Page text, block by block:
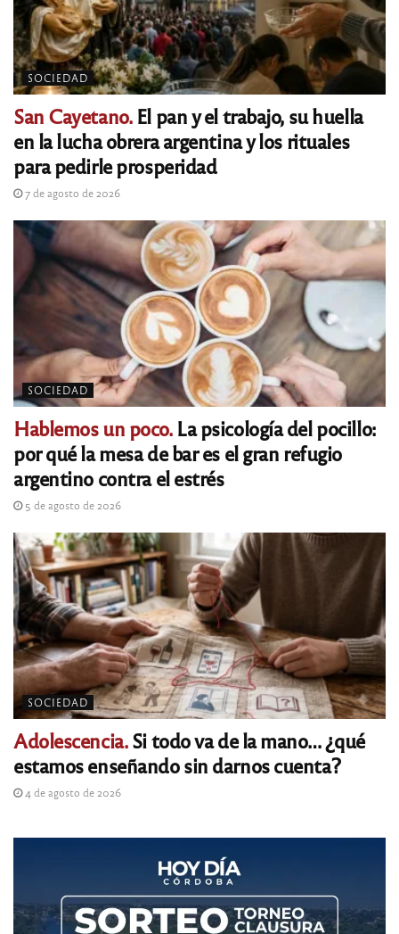
SOCIEDAD
San Cayetano.El pan y el trabajo, su huella
en la lucha obrera argentina y los rituales
para pedirle prosperidad
7 de agosto de 2026
SOCIEDAD
Hablemos un poco.La psicología del pocillo:
por qué la mesa de bar es el gran refugio
argentino contra el estrés
5 de agosto de 2026
SOCIEDAD
Adolescencia.Si todo va de la mano… ¿qué
estamos enseñando sin darnos cuenta?
4 de agosto de 2026